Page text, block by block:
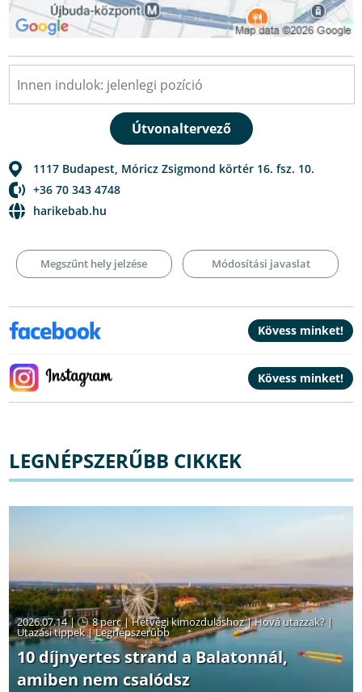
1117 Budapest, Móricz Zsigmond körtér 16. fsz. 10.
+36 70 343 4748
harikebab.hu
Megszűnt hely jelzése Módosítási javaslat
LEGNÉPSZERŰBB CIKKEK
2026.07.14 | 8 perc|Hétvégi kimozduláshoz|Hová utazzak? |
Utazási tippek|Legnépszerűbb
10 díjnyertes strand a Balatonnál,
amiben nem csalódsz